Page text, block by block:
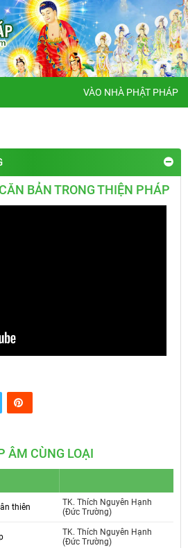
VÀO NHÀ PHẬT PHÁP
BẢN TRONG THIỆN PHÁP
ÂM CÙNG LOẠI
thiên
TK. Thích Nguyên Hạnh
(Đức Trường)
TK. Thích Nguyên Hạnh
(Đức Trường)